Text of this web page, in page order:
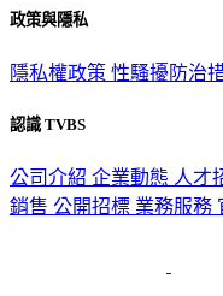
政策與隱私
隱私權政策 性騷擾防治
認識 TVBS
公司介紹 企業動態 人才
銷售 公開招標 業務服務